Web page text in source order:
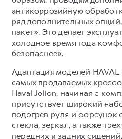
антикоррозийную
ряд дополнительных
пакет». Это делает
холодное время года
безопаснее».
Адаптация моделей
самых продаваемых
Haval Jolion, начиная с
присутствует широкий
подогрев руля и форсунок
стекла, зеркал, а также
передних и задних